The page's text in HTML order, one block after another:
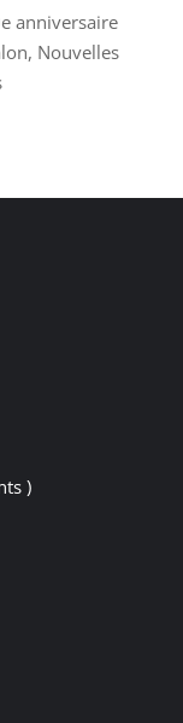
anniversaire
, Nouvelles
)